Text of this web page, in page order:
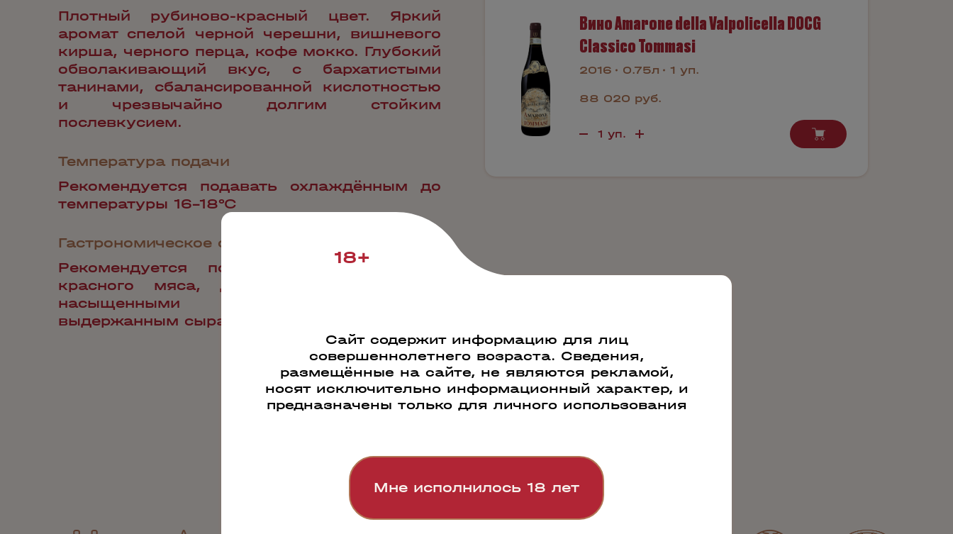
Вино Amarone della Valpolicella DOCG
Classico Tommasi
2016 0.75л 1 уп.
88 020 руб.
Плотный рубиново-красный цвет. Яркий
аромат спелой черной черешни, вишневого
кирша, черного перца, кофе мокко. Глубокий
обволакивающий вкус, с бархатистыми
танинами, сбалансированной кислотностью
и чрезвычайно долгим стойким
послевкусием.
Температура подачи
Рекомендуется подавать охлаждённым до
температуры 16-18°С
Гастрономическое сопровождение
Рекомендуется подавать к блюдам из
красного мяса, дичи, в том числе с
насыщенными соусами, твердым
выдержанным сырам.
18+
Сайт содержит информацию для лиц
совершеннолетнего возраста. Сведения,
размещённые на сайте, не являются рекламой,
носят исключительно информационный характер, и
предназначены только для личного использования
Мне исполнилось 18 лет